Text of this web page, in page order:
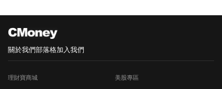
關於我們部落格加入我們
理財寶商城 美股專區